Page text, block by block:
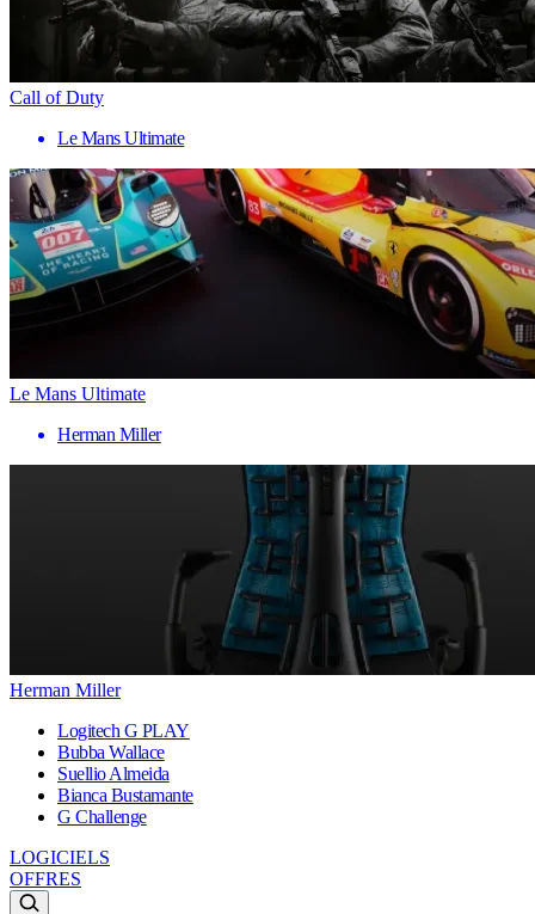
Call of Duty
Le Mans Ultimate
Le Mans Ultimate
Herman Miller
Herman Miller
Logitech G PLAY
Bubba Wallace
Suellio Almeida
Bianca Bustamante
G Challenge
LOGICIELS
OFFRES